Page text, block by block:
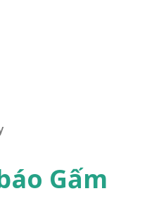
Gấm